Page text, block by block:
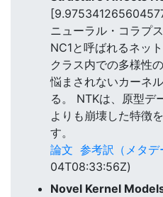
ニューラル・コラプ
NC1と呼ばれるネッ
クラス内での多様性
悩まされないカーネ
る。 NTKは、原型デ
よりも崩壊した特徴
す。
論文 参考訳（メタデ
04T08:33:56Z)
Novel Kernel